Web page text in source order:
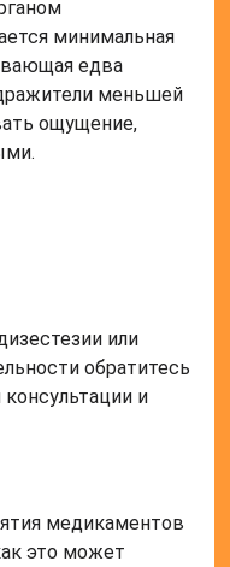
минимальная
едва
меньшей
ощущение,
или
обратитесь
и
медикаментов
это может